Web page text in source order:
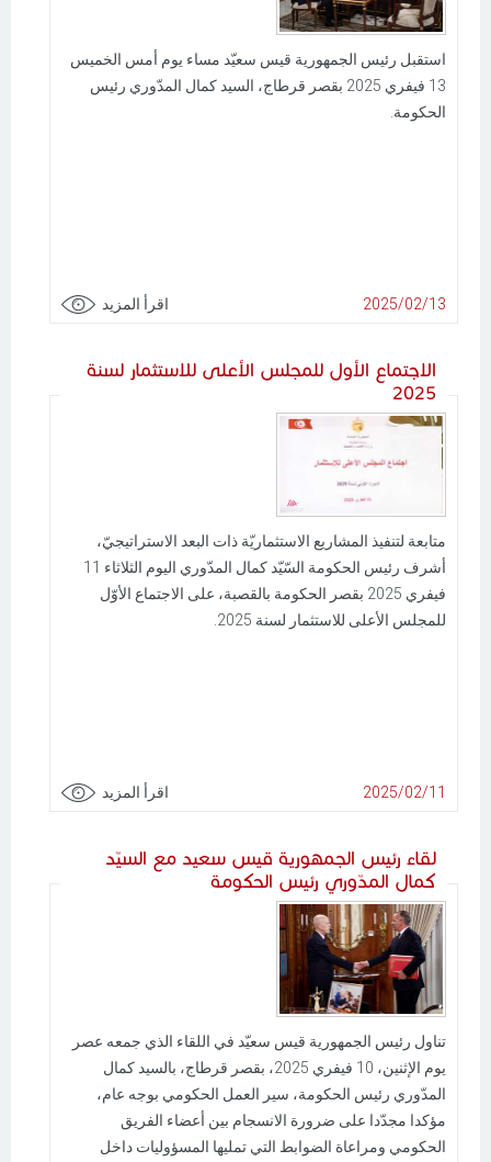
استقبل رئيس الجمهورية قيس سعيّد مساء يوم أمس الخميس
13 فيفري 2025 بقصر قرطاج، السيد كمال المدّوري رئيس
الحكومة.
2025/02/13 اقرأ المزيد
الاجتماع الأول للمجلس الأعلى للاستثمار لسنة
2025
متابعة لتنفيذ المشاريع الاستثماريّة ذات البعد الاستراتيجيّ،
أشرف رئيس الحكومة السّيّد كمال المدّوري اليوم الثلاثاء 11
فيفري 2025 بقصر الحكومة بالقصبة، على الاجتماع الأوّل
للمجلس الأعلى للاستثمار لسنة 2025.
2025/02/11 اقرأ المزيد
لقاء رئيس الجمهورية قيس سعيد مع السيّد
كمال المدّوري رئيس الحكومة
تناول رئيس الجمهورية قيس سعيّد في اللقاء الذي جمعه عصر
يوم الإثنين، 10 فيفري 2025، بقصر قرطاج، بالسيد كمال
المدّوري رئيس الحكومة، سير العمل الحكومي بوجه عام،
مؤكدا مجدّدا على ضرورة الانسجام بين أعضاء الفريق
الحكومي ومراعاة الضوابط التي تمليها المسؤوليات داخل